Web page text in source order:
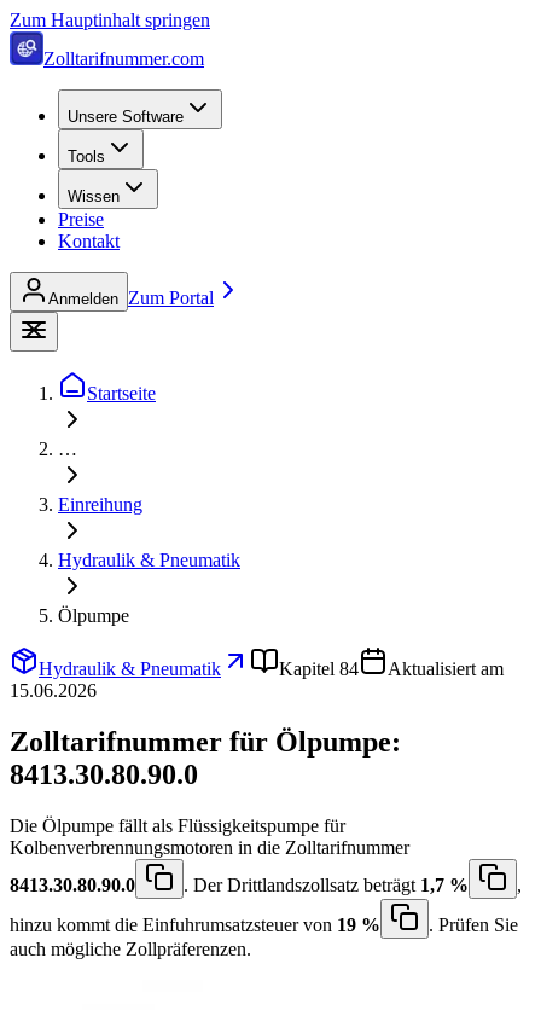
Zum Hauptinhalt springen
Zolltarifnummer.com
Unsere Software
Tools
Wissen
Preise
Kontakt
Anmelden Zum Portal
Startseite
…
Einreihung
Hydraulik & Pneumatik
Ölpumpe
Hydraulik & Pneumatik Kapitel 84
Aktualisiert am
15.06.2026
Zolltarifnummer für Ölpumpe:
8413.30.80.90.0
Die Ölpumpe fällt als Flüssigkeitspumpe für
Kolbenverbrennungsmotoren in die Zolltarifnummer
8413.30.80.90.0
. Der Drittlandszollsatz beträgt 1,7 %
,
hinzu kommt die Einfuhrumsatzsteuer von 19 %
. Prüfen Sie
auch mögliche Zollpräferenzen.